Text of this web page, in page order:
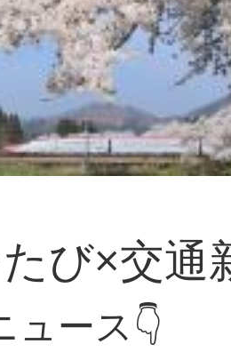
び×交通
ュース👇